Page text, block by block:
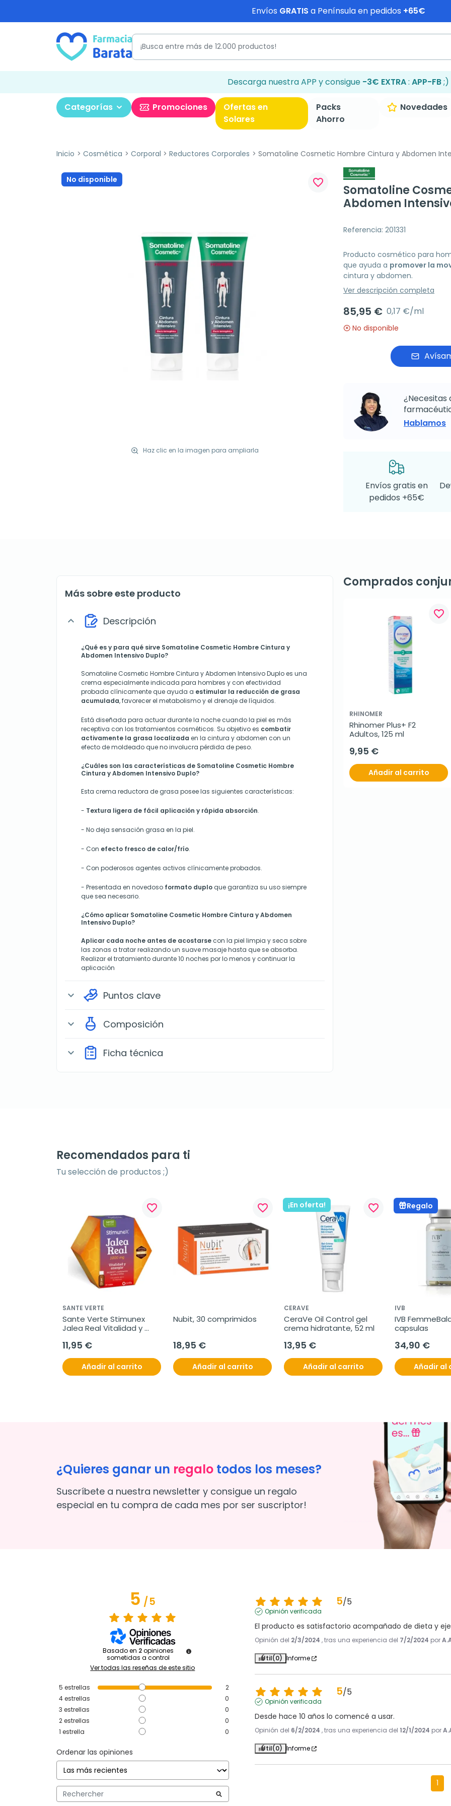
Envíos GRATIS a Península en pedidos +65€
Descarga nuestra APP y consigue -3€ EXTRA: APP-FB;)
Categorías Promociones
Ofertas en
Solares
Packs
Ahorro
Novedades
Inicio Cosmética Corporal Reductores Corporales Somatoline Cosmetic Hombre Cintura y Abdomen
No disponible
Haz clic en la imagen para ampliarla
favorite_border
Somatoline
Abdomen
Referencia: 201331
Producto cosmético para
que ayuda a promover la
cintura y abdomen.
Ver descripción completa
85,95 € 0,17 €/ml
No disponible
¿Necesitas
Hablamos
Envíos gratis en
pedidos +65€
Más sobre este producto
expand_more Descripción
¿Qué es y para qué sirve Somatoline Cosmetic Hombre Cintura y
Abdomen Intensivo Duplo?
Somatoline Cosmetic Hombre Cintura y Abdomen Intensivo Duplo es una
crema especialmente indicada para hombres y con efectividad
probada clínicamente que ayuda a estimular la reducción de grasa
acumulada, favorecer el metabolismo y el drenaje de líquidos.
Está diseñada para actuar durante la noche cuando la piel es más
receptiva con los tratamientos cosméticos. Su objetivo es combatir
activamente la grasa localizada en la cintura y abdomen con un
efecto de moldeado que no involucra pérdida de peso.
¿Cuáles son las características de Somatoline Cosmetic Hombre
Cintura y Abdomen Intensivo Duplo?
Esta crema reductora de grasa posee las siguientes características:
- Textura ligera de fácil aplicación y rápida absorción.
- No deja sensación grasa en la piel.
- Con efecto fresco de calor/frío.
- Con poderosos agentes activos clínicamente probados.
- Presentada en novedoso formato duplo que garantiza su uso siempre
que sea necesario.
¿Cómo aplicar Somatoline Cosmetic Hombre Cintura y Abdomen
Intensivo Duplo?
Aplicar cada noche antes de acostarse con la piel limpia y seca sobre
las zonas a tratar realizando un suave masaje hasta que se absorba.
Realizar el tratamiento durante 10 noches por lo menos y continuar la
aplicación
expand_more Puntos clave
expand_more Composición
expand_more Ficha técnica
Comprados
favorite_border
RHINOMER
Rhinomer Plus+ F2
Adultos, 125 ml
9,95 €
Añadir al carrito
Recomendados para ti
Tu selección de productos ;)
favorite_border
SANTE VERTE
Sante Verte Stimunex
Jalea Real Vitalidad y
11,95 €
Añadir al carrito
favorite_border
Nubit, 30 comprimidos
18,95 €
Añadir al carrito
¡En oferta! favorite_border
CERAVE
CeraVe Oil Control gel
crema hidratante, 52 ml
13,95 €
Añadir al carrito
Regalo
IVB
IVB
capsulas
34,90 €
Añadir al
¿Quieres ganar un regalo todos los meses?
Suscríbete a nuestra newsletter y consigue un regalo
especial en tu compra de cada mes por ser suscriptor!
5/5
Basado en 2opiniones
sometidas a control
Ver todas las reseñas de este sitio
5 estrellas
2
4estrellas
0
3 estrellas
0
2estrellas
0
1 estrella 0
Ordenar las opiniones
5/5
Opinión verificada
El producto es satisfactorio acompañado de dieta y
Opinión del 2/3/2024 , tras una experiencia del 7/2/2024 por
Útil(0) Informe
5/5
Opinión verificada
Desde hace 10 años lo comencé a usar.
Opinión del 6/2/2024 , tras una experiencia del 12/1/2024 por
Útil(0) Informe
1